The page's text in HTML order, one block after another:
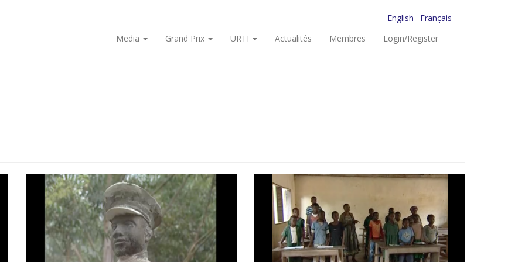
English
Français
Media
Grand Prix URTI Actualités Membres Login/Register